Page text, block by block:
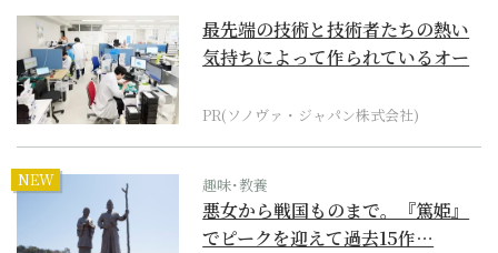
最先端の技術と技術者たちの熱い
気持ちによって作られているオー
PR(ソノヴァ・ジャパン株式会社)
NEW 趣味･教養
悪女から戦国ものまで。『篤姫』
でピークを迎えて過去15作…